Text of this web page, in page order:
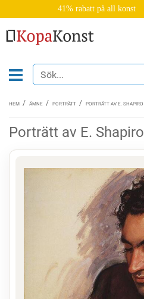
41% rabatt på all konst
HEM ÄMNE PORTRÄTT PORTRÄTT AV E. SHAPIRO
Porträtt av E. Shapiro